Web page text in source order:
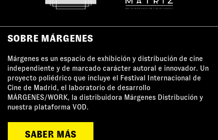
SOBRE MÁRGENES
Márgenes es un espacio de exhibición y distribución de cine
independiente y de marcado carácter autoral e innovador. Un
proyecto poliédrico que incluye el Festival Internacional de
Cine de Madrid, el laboratorio de desarrollo
MÁRGENES/WORK, la distribuidora Márgenes Distribución y
nuestra plataforma VOD.
SABER MÁS